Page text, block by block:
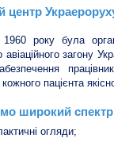
центр
року була
авіаційного загону
кожного пацієнта
широкий
огляди;